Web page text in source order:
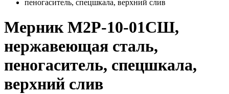
Мерник М2Р-10-01СШ,
нержавеющая сталь,
пеногаситель, спецшкала,
верхний слив